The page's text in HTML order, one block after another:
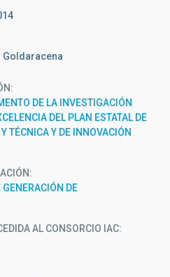
Goldaracena
DE LA INVESTIGACIÓN
DEL PLAN ESTATAL DE
TÉCNICA Y DE INNOVACIÓN
DE
AL CONSORCIO IAC